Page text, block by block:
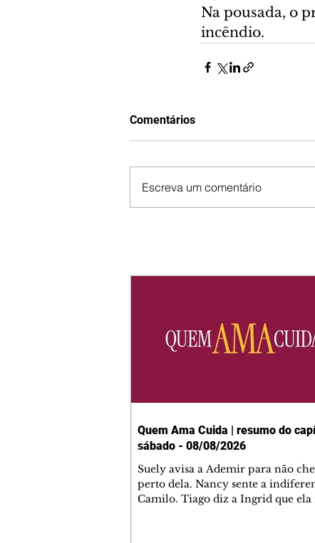
Na pousada, o
incêndio.
Comentários
Escreva um comentário
Quem Ama Cuida | resumo do
sábado - 08/08/2026
Suely avisa a Ademir para não
perto dela. Nancy sente a
Camilo. Tiago diz a Ingrid que ela